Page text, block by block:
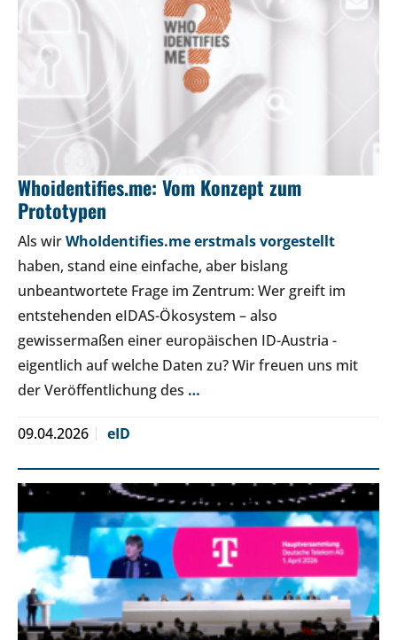
Whoidentifies.me: Vom Konzept zum
Prototypen
Als wirWhoIdentifies.me erstmals vorgestellt
haben, stand eine einfache, aber bislang
unbeantwortete Frage im Zentrum: Wer greift im
entstehenden eIDAS-Ökosystem – also
gewissermaßen einer europäischen ID-Austria -
eigentlich auf welche Daten zu? Wir freuen uns mit
der Veröffentlichung des …
09.04.2026 eID